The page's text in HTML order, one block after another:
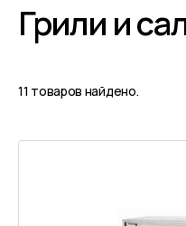
Грили и
11 товаров найдено.